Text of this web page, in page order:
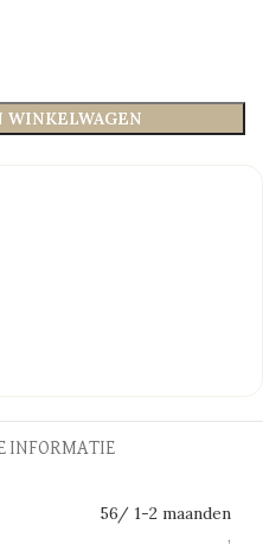
WINKELWAGEN
INFORMATIE
56/ 1-2 maanden
,